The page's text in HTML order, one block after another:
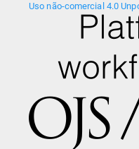
Uso não-comercial 4.0